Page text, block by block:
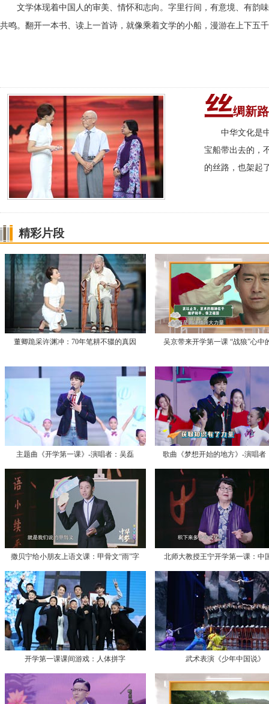
文学体现着中国人的审美、情怀和志向。字里行间，有意境、有韵
共鸣。翻开一本书、读上一首诗，就像乘着文学的小船，漫游在上下五
丝绸新路
中华文化是
宝船带出去的，
的丝路，也架起
精彩片段
董卿跪采许渊冲：70年笔耕不辍的真因 吴京带来开学第一课 “战狼”心中
主题曲《开学第一课》-演唱者：吴磊 歌曲《梦想开始的地方》-演唱者
撒贝宁给小朋友上语文课：甲骨文“雨”字 北师大教授王宁开学第一课：中
开学第一课课间游戏：人体拼字 武术表演《少年中国说》